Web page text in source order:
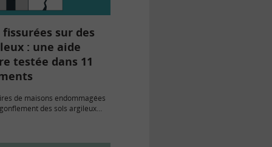
sur des
: une aide
testée dans 11
de maisons endommagées
des sols argileux